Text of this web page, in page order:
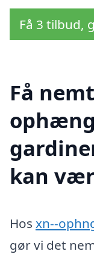
Få 3 tilbud,
Få
kan
Hos xn--
gør vi det